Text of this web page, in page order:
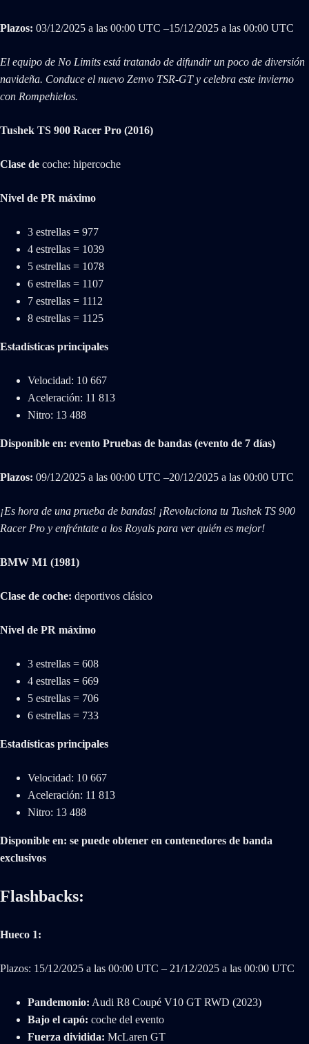
Plazos: 03/‌12/‌2025 a las 00:00 UTC –15/‌12/‌2025 a las 00:00 UTC
El equipo de No Limits está tratando de difundir un poco de diversión
navideña. Conduce el nuevo Zenvo TSR-GT y celebra este invierno
con Rompehielos.
Tushek TS 900 Racer Pro (2016)
Clase de coche: hipercoche
Nivel de PR máximo
3 estrellas = 977
4 estrellas = 1039
5 estrellas = 1078
6 estrellas = 1107
7 estrellas = 1112
8 estrellas = 1125
Estadísticas principales
Velocidad: 10 667
Aceleración: 11 813
Nitro: 13 488
Disponible en: evento Pruebas de bandas (evento de 7 días)
Plazos: 09/‌12/‌2025 a las 00:00 UTC –20/‌12/‌2025 a las 00:00 UTC
¡Es hora de una prueba de bandas! ¡Revoluciona tu Tushek TS 900
Racer Pro y enfréntate a los Royals para ver quién es mejor!
BMW M1 (1981)
Clase de coche: deportivos clásico
Nivel de PR máximo
3 estrellas = 608
4 estrellas = 669
5 estrellas = 706
6 estrellas = 733
Estadísticas principales
Velocidad: 10 667
Aceleración: 11 813
Nitro: 13 488
Disponible en: se puede obtener en contenedores de banda
exclusivos
Flashbacks:
Hueco 1:
Plazos: 15/‌12/‌2025 a las 00:00 UTC – 21/‌12/‌2025 a las 00:00 UTC
Pandemonio: Audi R8 Coupé V10 GT RWD (2023)
Bajo el capó: coche del evento
Fuerza dividida: McLaren GT